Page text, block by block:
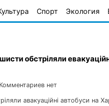
Спорт Экология
обстріляли
Комментариев нет
авакуаційні автобуси на